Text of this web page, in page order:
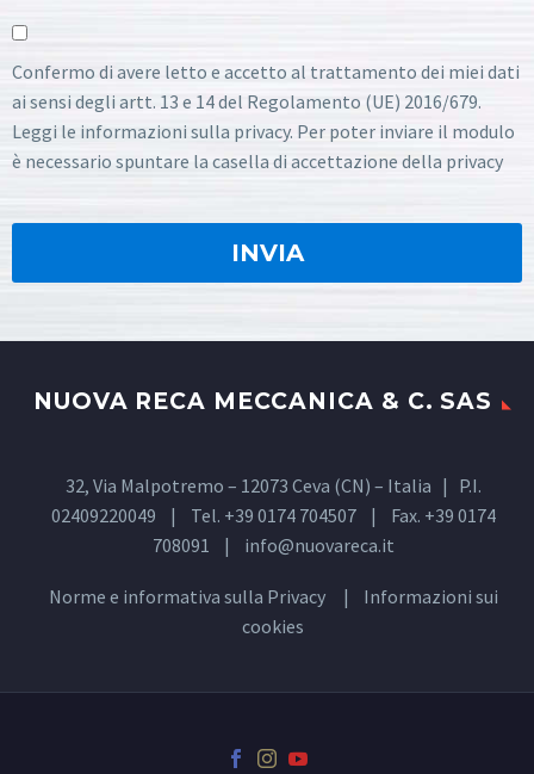
Confermo di avere letto e accetto al trattamento dei miei dati
ai sensi degli artt. 13 e 14 del Regolamento (UE) 2016/679.
Leggi le informazioni sulla privacy. Per poter inviare il modulo
è necessario spuntare la casella di accettazione della privacy
NUOVA RECA MECCANICA & C. SAS
32, Via Malpotremo – 12073 Ceva (CN) – Italia | P.I.
02409220049 | Tel. +39 0174 704507 | Fax. +39 0174
708091 | info@nuovareca.it
Norme e informativa sulla Privacy| Informazioni sui
cookies